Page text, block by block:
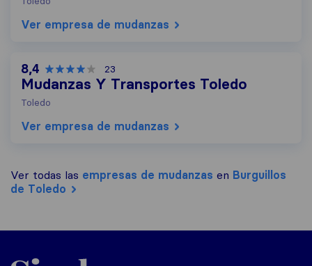
Ver empresa de mudanzas
8,4 23
Mudanzas Y Transportes Toledo
Toledo
Ver empresa de mudanzas
Ver todas las empresas de mudanzas en Burguillos
de Toledo
Sirelo.es